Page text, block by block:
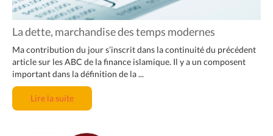
La dette, marchandise des temps modernes
Ma contribution du jour s’inscrit dans la continuité du précédent
article sur les ABC de la finance islamique. Il y a un composent
important dans la définition de la ...
Lire la suite